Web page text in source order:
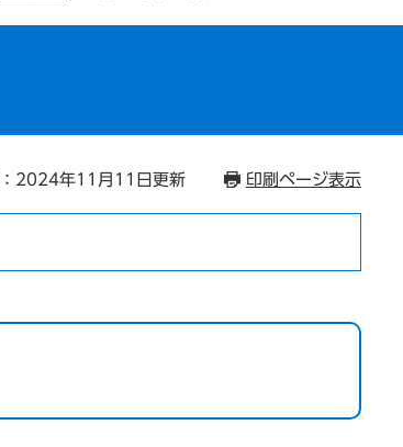
2024年11月11日更新 印刷ページ表示